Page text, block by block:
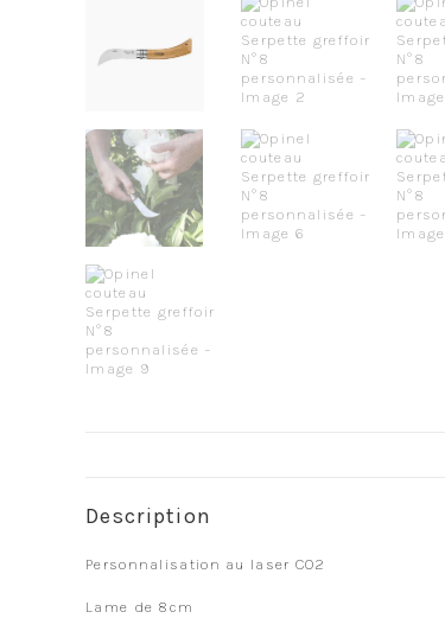
Description
Personnalisation au laser CO2
Lame de 8cm